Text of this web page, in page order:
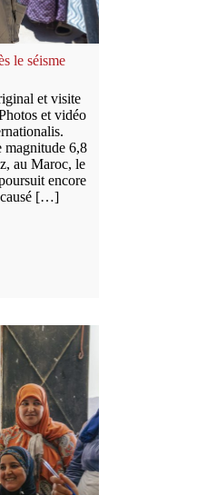
le séisme
et visite
et vidéo
magnitude 6,8
au Maroc, le
encore
causé […]